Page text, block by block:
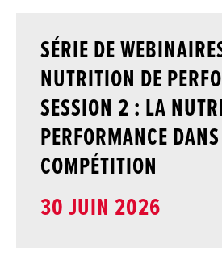
SÉRIE DE
NUTRITION DE
SESSION 2 : LA
PERFORMANCE
COMPÉTITION
EVENT
30 JUIN 2026